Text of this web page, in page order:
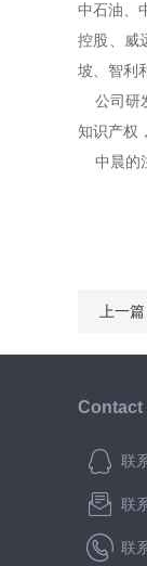
中石油、
控股、威
坡、智利
公司研
知识产权
中晨的
上一篇
Contact
联
联
联